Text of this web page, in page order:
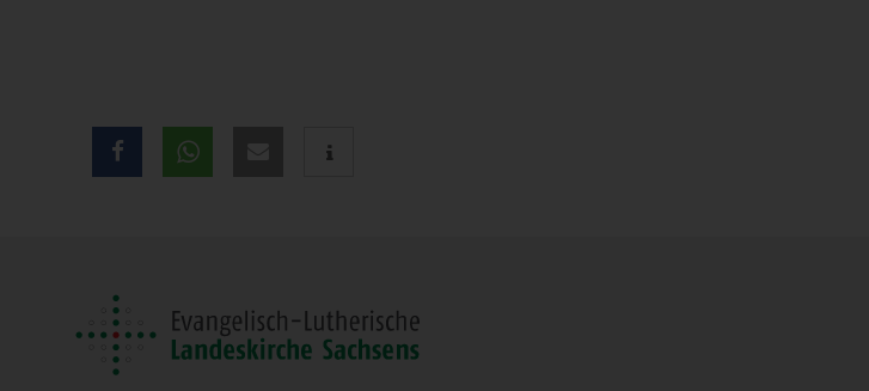
Teilen
Seite